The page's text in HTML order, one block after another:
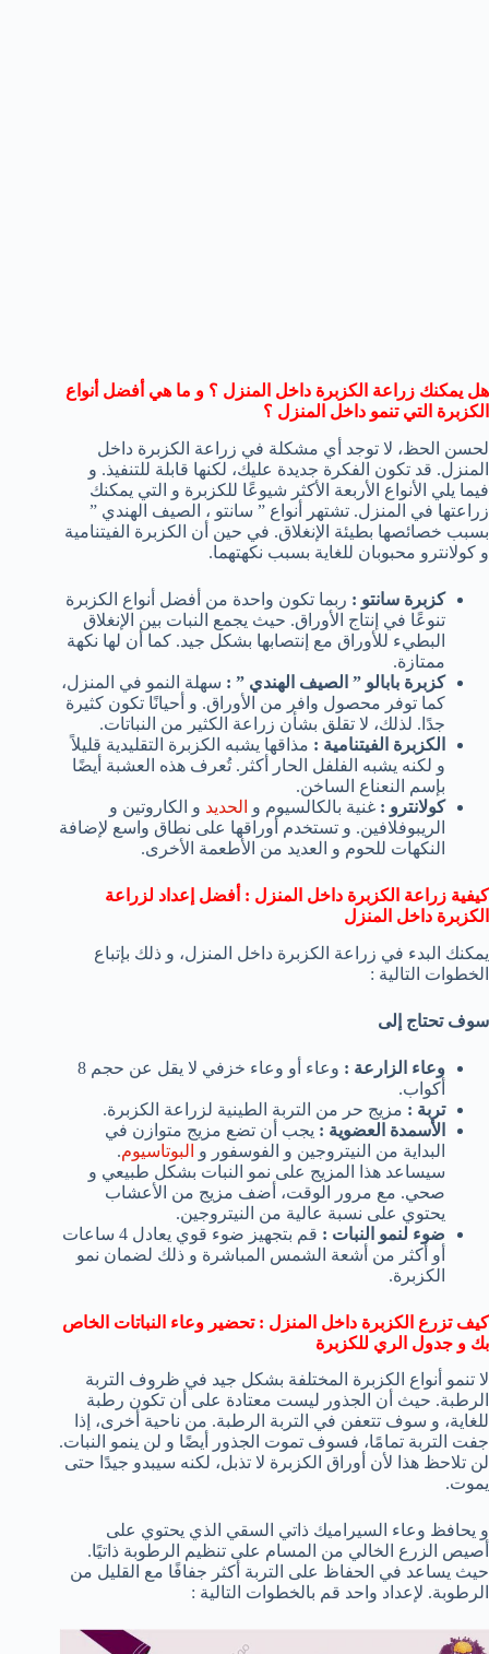
هل يمكنك زراعة الكزبرة داخل المنزل ؟ و ما هي أفضل أنواع
الكزبرة التي تنمو داخل المنزل ؟
لحسن الحظ، لا توجد أي مشكلة في زراعة الكزبرة داخل
المنزل. قد تكون الفكرة جديدة عليك، لكنها قابلة للتنفيذ. و
فيما يلي الأنواع الأربعة الأكثر شيوعًا للكزبرة و التي يمكنك
زراعتها في المنزل. تشتهر أنواع ” سانتو ، الصيف الهندي ”
بسبب خصائصها بطيئة الإنغلاق. في حين أن الكزبرة الفيتنامية
و كولانترو محبوبان للغاية بسبب نكهتهما.
كزبرة سانتو : ربما تكون واحدة من أفضل أنواع الكزبرة
تنوعًا في إنتاج الأوراق. حيث يجمع النبات بين الإنغلاق
البطيء للأوراق مع إنتصابها بشكل جيد. كما أن لها نكهة
ممتازة.
كزبرة بابالو ” الصيف الهندي ” : سهلة النمو في المنزل،
كما توفر محصول وافر من الأوراق. و أحيانًا تكون كثيرة
جدًا. لذلك، لا تقلق بشأن زراعة الكثير من النباتات.
الكزبرة الفيتنامية : مذاقها يشبه الكزبرة التقليدية قليلاً
و لكنه يشبه الفلفل الحار أكثر. تُعرف هذه العشبة أيضًا
بإسم النعناع الساخن.
كولانترو : غنية بالكالسيوم و الحديد و الكاروتين و
الريبوفلافين. و تستخدم أوراقها على نطاق واسع لإضافة
النكهات للحوم و العديد من الأطعمة الأخرى.
كيفية زراعة الكزبرة داخل المنزل : أفضل إعداد لزراعة
الكزبرة داخل المنزل
يمكنك البدء في زراعة الكزبرة داخل المنزل، و ذلك بإتباع
الخطوات التالية :
سوف تحتاج إلى
وعاء الزارعة :
وعاء أو وعاء خزفي لا يقل عن حجم 8
أكواب.
تربة : مزيج حر من التربة الطينية لزراعة الكزبرة.
الأسمدة العضوية : يجب أن تضع مزيج متوازن في
البداية من النيتروجين و الفوسفور و البوتاسيوم.
سيساعد هذا المزيج على نمو النبات بشكل طبيعي و
صحي. مع مرور الوقت، أضف مزيج من الأعشاب
يحتوي على نسبة عالية من النيتروجين.
ضوء لنمو النبات :
قم بتجهيز ضوء قوي يعادل 4 ساعات
أو أكثر من أشعة الشمس المباشرة و ذلك لضمان نمو
الكزبرة.
كيف تزرع الكزبرة داخل المنزل : تحضير وعاء النباتات الخاص
بك و جدول الري للكزبرة
لا تنمو أنواع الكزبرة المختلفة بشكل جيد في ظروف التربة
الرطبة. حيث أن الجذور ليست معتادة على أن تكون رطبة
للغاية، و سوف تتعفن في التربة الرطبة. من ناحية أخرى، إذا
جفت التربة تمامًا، فسوف تموت الجذور أيضًا و لن ينمو النبات.
لن تلاحظ هذا لأن أوراق الكزبرة لا تذبل، لكنه سيبدو جيدًا حتى
يموت.
و يحافظ وعاء السيراميك ذاتي السقي الذي يحتوي على
أصيص الزرع الخالي من المسام على تنظيم الرطوبة ذاتيًا.
حيث يساعد في الحفاظ على التربة أكثر جفافًا مع القليل من
الرطوبة. لإعداد واحد قم بالخطوات التالية :